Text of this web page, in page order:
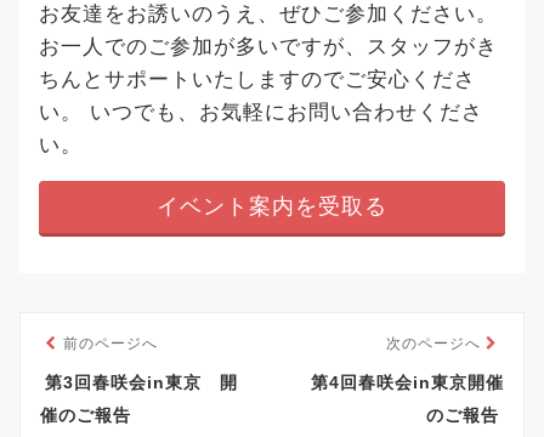
お友達をお誘いのうえ、ぜひご参加ください。
お一人でのご参加が多いですが、スタッフがき
ちんとサポートいたしますのでご安心くださ
い。 いつでも、お気軽にお問い合わせくださ
い。
イベント案内を受取る
前のページへ
第3回春咲会in東京 開
催のご報告
次のページへ
第4回春咲会in東京開催
のご報告